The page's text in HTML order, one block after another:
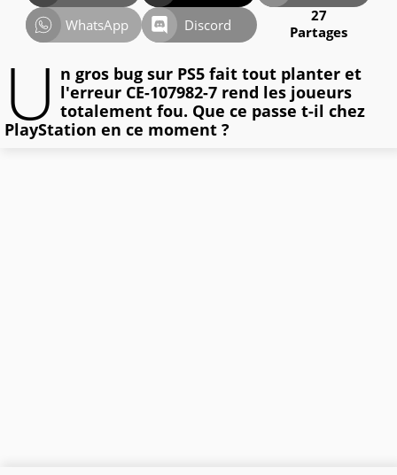
WhatsApp
Discord
27
Partages
U n gros bug sur PS5 fait tout planter et
l'erreur CE-107982-7 rend les joueurs
totalement fou. Que ce passe t-il chez
PlayStation en ce moment ?